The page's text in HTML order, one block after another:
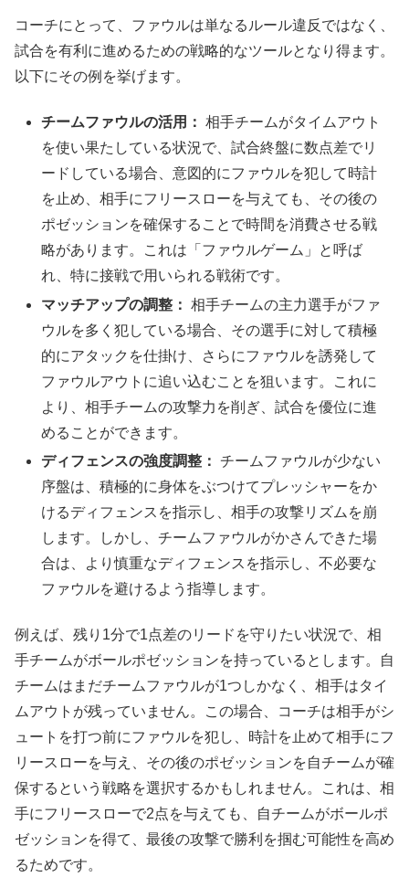
コーチにとって、ファウルは単なるルール違反ではなく、
試合を有利に進めるための戦略的なツールとなり得ます。
以下にその例を挙げます。
チームファウルの活用： 相手チームがタイムアウト
を使い果たしている状況で、試合終盤に数点差でリ
ードしている場合、意図的にファウルを犯して時計
を止め、相手にフリースローを与えても、その後の
ポゼッションを確保することで時間を消費させる戦
略があります。これは「ファウルゲーム」と呼ば
れ、特に接戦で用いられる戦術です。
マッチアップの調整： 相手チームの主力選手がファ
ウルを多く犯している場合、その選手に対して積極
的にアタックを仕掛け、さらにファウルを誘発して
ファウルアウトに追い込むことを狙います。これに
より、相手チームの攻撃力を削ぎ、試合を優位に進
めることができます。
ディフェンスの強度調整： チームファウルが少ない
序盤は、積極的に身体をぶつけてプレッシャーをか
けるディフェンスを指示し、相手の攻撃リズムを崩
します。しかし、チームファウルがかさんできた場
合は、より慎重なディフェンスを指示し、不必要な
ファウルを避けるよう指導します。
例えば、残り1分で1点差のリードを守りたい状況で、相
手チームがボールポゼッションを持っているとします。自
チームはまだチームファウルが1つしかなく、相手はタイ
ムアウトが残っていません。この場合、コーチは相手がシ
ュートを打つ前にファウルを犯し、時計を止めて相手にフ
リースローを与え、その後のポゼッションを自チームが確
保するという戦略を選択するかもしれません。これは、相
手にフリースローで2点を与えても、自チームがボールポ
ゼッションを得て、最後の攻撃で勝利を掴む可能性を高め
るためです。